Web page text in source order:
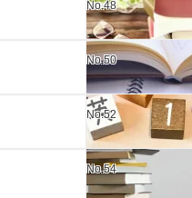
No.48
No.50
No.52
No.54